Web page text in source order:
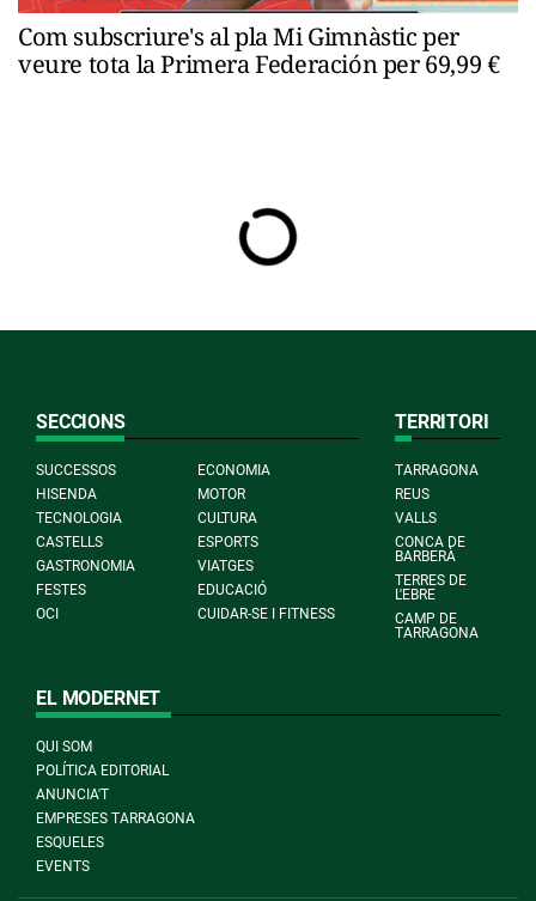
Com subscriure's al pla Mi Gimnàstic per
veure tota la Primera Federación per 69,99 €
SECCIONS
SUCCESSOS
ECONOMIA
HISENDA
MOTOR
TECNOLOGIA
CULTURA
CASTELLS
ESPORTS
GASTRONOMIA
VIATGES
FESTES
EDUCACIÓ
OCI
CUIDAR-SE I FITNESS
TERRITORI
TARRAGONA
REUS
VALLS
CONCA DE
BARBERÀ
TERRES DE
L'EBRE
CAMP DE
TARRAGONA
EL MODERNET
QUI SOM
POLÍTICA EDITORIAL
ANUNCIA'T
EMPRESES TARRAGONA
ESQUELES
EVENTS